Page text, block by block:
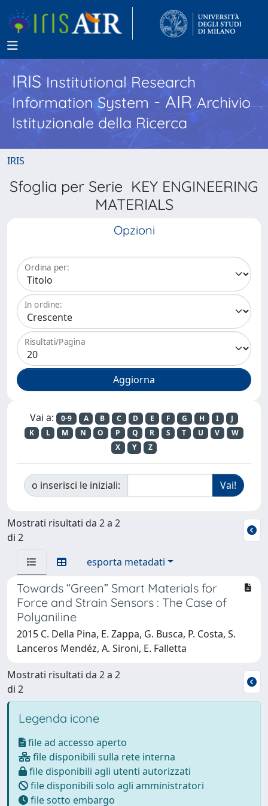
IRISInstitutional Research
Information System - AIR Archivio
Istituzionale della Ricerca
IRIS
Sfoglia per Serie KEY ENGINEERING
MATERIALS
Opzioni
Ordina per:
In ordine:
Risultati/Pagina
Vai a: 0-9 A B C D E F G H I
J
K
L M N O P Q R S T U V
W
X
Y Z
o inserisci le iniziali:
Mostrati risultati da 2 a 2
di 2
esporta metadati
Towards “Green” Smart Materials for
Force and Strain Sensors : The Case of
Polyaniline
2015 C. Della Pina, E. Zappa, G. Busca, P. Costa, S.
Lanceros Mendéz, A. Sironi, E. Falletta
Mostrati risultati da 2 a 2
di 2
Legenda icone
file ad accesso aperto
file disponibili sulla rete interna
file disponibili agli utenti autorizzati
file disponibili solo agli amministratori
file sotto embargo